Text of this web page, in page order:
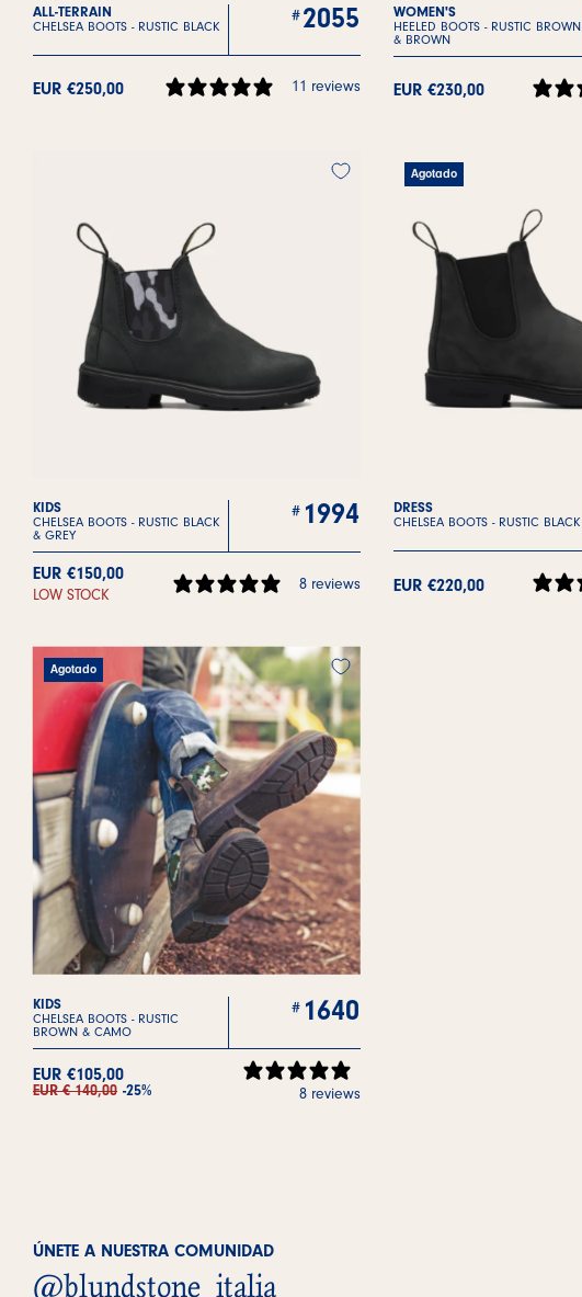
ALL-TERRAIN
CHELSEA BOOTS - RUSTIC BLACK 2055
EUR €250,00 11 reviews
WOMEN'S
HEELED BOOTS - RUSTIC BROWN
& BROWN
EUR €230,00
KIDS
CHELSEA BOOTS - RUSTIC BLACK
& GREY
1994
EUR €150,00
LOW STOCK
8 reviews
Agotado
DRESS
CHELSEA BOOTS - RUSTIC BLACK
EUR €220,00
Agotado
KIDS
CHELSEA BOOTS - RUSTIC
BROWN & CAMO
1640
EUR €105,00
EUR € 140,00 -25% 8 reviews
ÚNETE A NUESTRA COMUNIDAD
@blundstone_italia